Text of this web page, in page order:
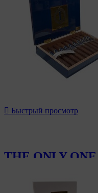
 Быстрый просмотр
THE ONLY